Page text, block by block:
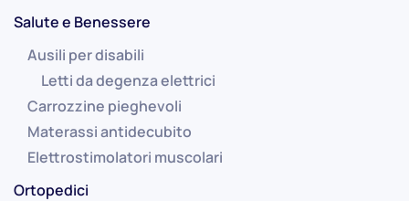
Salute e Benessere
Ausili per disabili
Letti da degenza elettrici
Carrozzine pieghevoli
Materassi antidecubito
Elettrostimolatori muscolari
Ortopedici